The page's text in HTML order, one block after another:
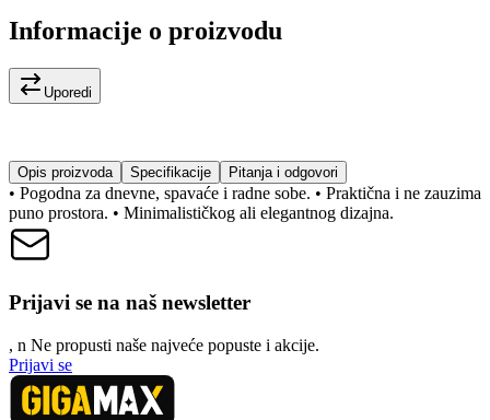
Informacije o proizvodu
Uporedi
Opis proizvoda Specifikacije Pitanja i odgovori
• Pogodna za dnevne, spavaće i radne sobe. • Praktična i ne zauzima
puno prostora. • Minimalističkog ali elegantnog dizajna.
Prijavi se na naš newsletter
, n Ne propusti naše najveće popuste i akcije.
Prijavi se